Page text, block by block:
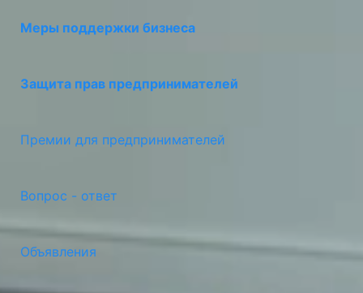
Меры поддержки бизнеса
Защита прав предпринимателей
Премии для предпринимателей
Вопрос - ответ
Объявления